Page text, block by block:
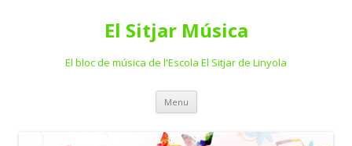
El Sitjar Música
El bloc de música de l'Escola El Sitjar de Linyola
Menu Skip
content